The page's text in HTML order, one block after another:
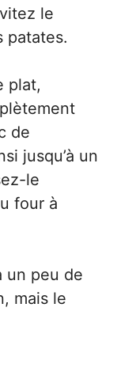
le
patates.
plat,
de
jusqu’à un
le
four à
un peu de
mais le